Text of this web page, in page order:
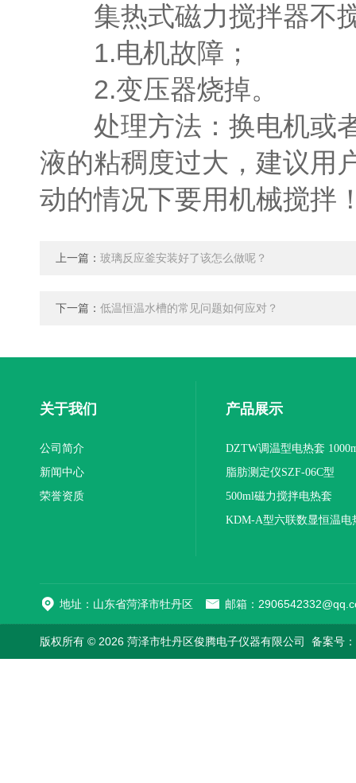
集热式磁力搅拌器不搅
1.电机故障；
2.变压器烧掉。
处理方法：换电机或者
液的粘稠度过大，建议用
动的情况下要用机械搅拌
上一篇： 玻璃反应釜安装好了该怎么做呢？
下一篇： 低温恒温水槽的常见问题如何应对？
关于我们
公司简介
新闻中心
荣誉资质
产品展示
DZTW调温型电热套
联
脂肪测定仪SZF-06C型
500ml磁力搅拌电热套
KDM-A型六联数显恒温电
地址：山东省菏泽市牡丹区 邮箱：
版权所有 © 2026 菏泽市牡丹区俊腾电子仪器有限公司 备案号